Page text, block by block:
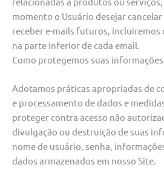
momento o Usuário desejar
receber e-mails futuros, incluiremos
na parte inferior de cada email.
Como protegemos suas informações
Adotamos práticas apropriadas de
e processamento de dados e
proteger contra acesso não
divulgação ou destruição de suas
nome de usuário, senha,
dados armazenados em nosso Site.